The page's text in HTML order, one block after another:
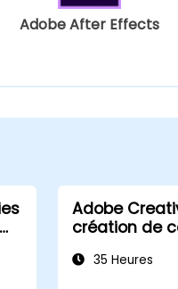
Adobe After Effects
Adobe
création de
35 Heures